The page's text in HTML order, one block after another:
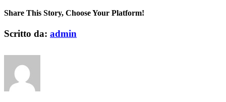
Share This Story, Choose Your Platform!
Facebook
X
Reddit
LinkedIn
WhatsApp
Tumblr
Pinterest
Vk
Email
Scritto da: admin